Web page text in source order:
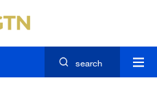
search